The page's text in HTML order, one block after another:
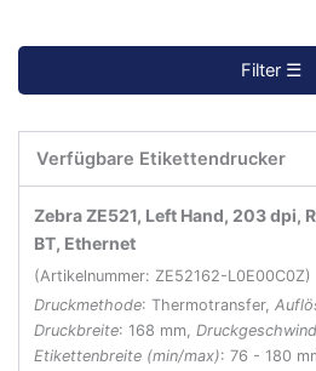
Filter ☰
Filter zurücksetzen ↺
Verfügbare Etikettendrucker
Zebra ZE521, Left Hand, 203 dpi,
BT, Ethernet
(Artikelnummer: ZE52162-L0E00C0Z)
Druckmethode: Thermotransfer,
Druckbreite: 168 mm,
Etikettenbreite (min/max): 76 - 180